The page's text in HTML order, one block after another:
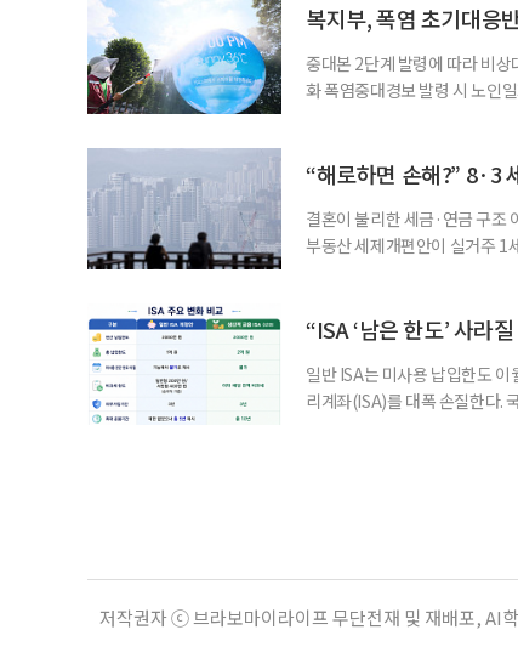
까. 오랜 방송 생활 뒤 전해진
복지부, 폭염 초기대응
중대본 2단계 발령에 따라 비
화 폭염중대경보 발령 시 노인
책본부(중대본) 2단계(심각)가
“해로하면 손해?” 8·3
결혼이 불리한 세금·연금 구조
부동산 세제개편안이 실거주 1
부가 각자 집 한 채씩을 보유하
“ISA ‘남은 한도’ 사라
일반 ISA는 미사용 납입한도
리계좌(ISA)를 대폭 손질한다.
저작권자 ⓒ 브라보마이라이프 무단전재 및 재배포, AI